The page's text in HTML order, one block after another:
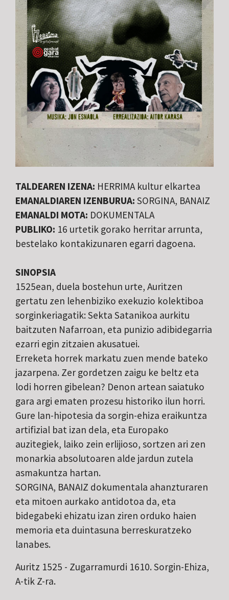
TALDEAREN IZENA: HERRIMA kultur elkartea
EMANALDIAREN IZENBURUA: SORGINA, BANAIZ
EMANALDI MOTA: DOKUMENTALA
PUBLIKO: 16 urtetik gorako herritar arrunta,
bestelako kontakizunaren egarri dagoena.
SINOPSIA
1525ean, duela bostehun urte, Auritzen
gertatu zen lehenbiziko exekuzio kolektiboa
sorginkeriagatik: Sekta Satanikoa aurkitu
baitzuten Nafarroan, eta punizio adibidegarria
ezarri egin zitzaien akusatuei.
Erreketa horrek markatu zuen mende bateko
jazarpena. Zer gordetzen zaigu ke beltz eta
lodi horren gibelean? Denon artean saiatuko
gara argi ematen prozesu historiko ilun horri.
Gure lan-hipotesia da sorgin-ehiza eraikuntza
artifizial bat izan dela, eta Europako
auzitegiek, laiko zein erlijioso, sortzen ari zen
monarkia absolutoaren alde jardun zutela
asmakuntza hartan.
SORGINA, BANAIZ dokumentala ahanzturaren
eta mitoen aurkako antidotoa da, eta
bidegabeki ehizatu izan ziren orduko haien
memoria eta duintasuna berreskuratzeko
lanabes.
Auritz 1525 - Zugarramurdi 1610. Sorgin-Ehiza,
A-tik Z-ra.